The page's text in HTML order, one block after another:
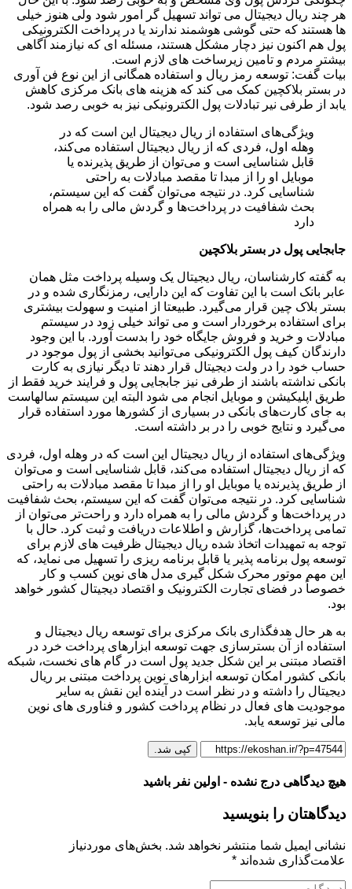
هر چند ریال دیجیتال می تواند تسهیل گر امور شود ولی هنوز خیلی
ها هستند که حتی گوشی هوشمند ندارند یا در پرداخت الکترونیکی
پول هم اکنون نیز دچار مشکل هستند، مسئله ای که نیازمند آگاهی
بیشتر مردم و تامین زیرساخت های لازم است.
بیات گفت: توسعه رمز ریال و استفاده همگانی از این نوع فن آوری
در بستر بلاکچین کمک می کند که هزینه های بانک مرکزی کاهش
یابد از طرفی نیر تبادلات پول الکترونیکی نیز به خوبی رصد شود.
ویژگی‌های استفاده از ریال دیجیتال این است که در
وهله اول، فردی که از ریال دیجیتال استفاده می‌کند،
قابل شناسایی است و می‌توان از طریق پذیرنده یا
موبایل او را از مبدا تا مقصد مبادلات به راحتی
شناسایی کرد. در نتیجه می‌توان گفت که این سیستم،
بحث شفافیت در پرداخت‌ها و گردش مالی را به همراه
دارد
جابجایی پول در بستر بلاکچین
به گفته کارشناسان، ریال دیجیتال یک وسیله پرداخت مثل همان
عابر بانک است با این تفاوت که این دارایی، رمزنگاری شده و در
بستر بلاک چین قرار می‌گیرد. طبیعتا از امنیت و سهولت بیشتری
برای استفاده برخوردار است و می تواند خیلی زود در سیستم
مبادلات و خرید و فروش جایگاه خود را بدست آورد. با این وجود
دارندگان کیف پول الکترونیکی می‌توانید بخشی از پول موجود در
حساب خود را در ولت دیجیتال قرار دهند تا دیگر نیازی به کارت
بانکی نداشته باشند از طرفی نیز جابجایی پول و فرایند خرید فقط از
طریق اپلیکیشن و موبایل انجام می شود البته این سیستم سالهاست
به جای کارت‌های بانکی در بسیاری از کشورها مورد استفاده قرار
می‌گیرد و نتایج خوبی را در بر داشته است.
ویژگی‌های استفاده از ریال دیجیتال این است که در وهله اول، فردی
که از ریال دیجیتال استفاده می‌کند، قابل شناسایی است و می‌توان
از طریق پذیرنده یا موبایل او را از مبدا تا مقصد مبادلات به راحتی
شناسایی کرد. در نتیجه می‌توان گفت که این سیستم، بحث شفافیت
در پرداخت‌ها و گردش مالی را به همراه دارد و راحت‌تر می‌توان از
تمامی پرداخت‌ها، گزارش و اطلاعات دریافت و ثبت کرد. حال با
توجه به تمهیدات اتخاذ شده ریال دیجیتال ظرفیت های لازم برای
توسعه پول برنامه پذیر یا قابل برنامه ریزی را تسهیل می نماید، که
این مهم موتور محرک شکل گیری مدل های نوین کسب و کار
خصوصاً در فضای تجارت الکترونیک و اقتصاد دیجیتال کشور خواهد
بود.
به هر حال هدفگذاری بانک مرکزی برای توسعه ریال دیجیتال و
استفاده از آن بسترسازی جهت توسعه ابزارهای پرداخت خرد در
اقتصاد مبتنی بر این شکل جدید پول است در گام های نخست، شبکه
بانکی کشور امکان توسعه ابزارهای نوین پرداخت مبتنی بر ریال
دیجیتال را داشته و در نظر است در آینده این نقش به سایر
موجودیت های فعال در نظام پرداخت کشور و فناوری های نوین
مالی نیز توسعه یابد.
کپی شد.
هیچ دیدگاهی درج نشده - اولین نفر باشید
دیدگاهتان را بنویسید
نشانی ایمیل شما منتشر نخواهد شد. بخش‌های موردنیاز
علامت‌گذاری شده‌اند *